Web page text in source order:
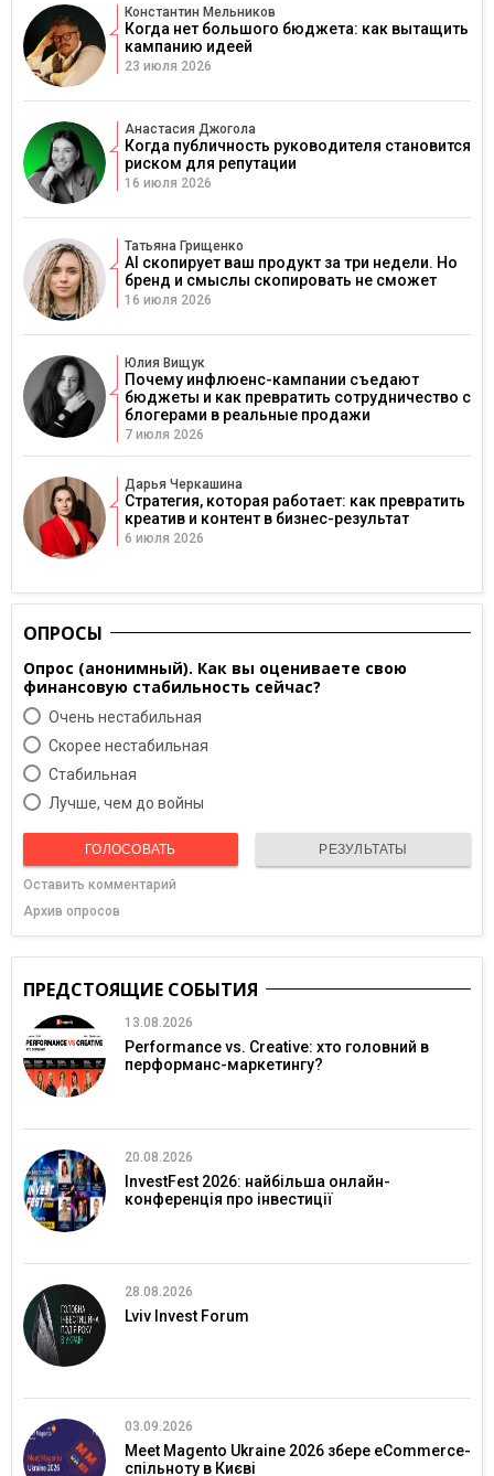
Константин Мельников
Когда нет большого бюджета: как вытащить
кампанию идеей
23 июля 2026
Анастасия Джогола
Когда публичность руководителя становится
риском для репутации
16 июля 2026
Татьяна Грищенко
AI скопирует ваш продукт за три недели. Но
бренд и смыслы скопировать не сможет
16 июля 2026
Юлия Вищук
Почему инфлюенс-кампании съедают
бюджеты и как превратить сотрудничество с
блогерами в реальные продажи
7 июля 2026
Дарья Черкашина
Стратегия, которая работает: как превратить
креатив и контент в бизнес-результат
6 июля 2026
ОПРОСЫ
Опрос (анонимный). Как вы оцениваете свою
финансовую стабильность сейчас?
Очень нестабильная
Скорее нестабильная
Cтабильная
Лучше, чем до войны
ГОЛОСОВАТЬ РЕЗУЛЬТАТЫ
Оставить комментарий
Архив опросов
ПРЕДСТОЯЩИЕ СОБЫТИЯ
13.08.2026
Performance vs. Creative: хто головний в
перформанс-маркетингу?
20.08.2026
InvestFest 2026: найбільша онлайн-
конференція про інвестиції
28.08.2026
Lviv Invest Forum
03.09.2026
Meet Magento Ukraine 2026 збере eCommerce-
спільноту в Києві